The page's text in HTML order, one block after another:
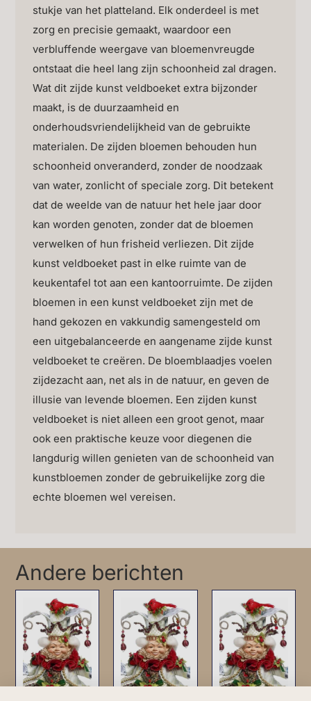
stukje van het platteland. Elk onderdeel is met
zorg en precisie gemaakt, waardoor een
verbluffende weergave van bloemenvreugde
ontstaat die heel lang zijn schoonheid zal dragen.
Wat dit zijde kunst veldboeket extra bijzonder
maakt, is de duurzaamheid en
onderhoudsvriendelijkheid van de gebruikte
materialen. De zijden bloemen behouden hun
schoonheid onveranderd, zonder de noodzaak
van water, zonlicht of speciale zorg. Dit betekent
dat de weelde van de natuur het hele jaar door
kan worden genoten, zonder dat de bloemen
verwelken of hun frisheid verliezen. Dit zijde
kunst veldboeket past in elke ruimte van de
keukentafel tot aan een kantoorruimte. De zijden
bloemen in een kunst veldboeket zijn met de
hand gekozen en vakkundig samengesteld om
een uitgebalanceerde en aangename zijde kunst
veldboeket te creëren. De bloemblaadjes voelen
zijdezacht aan, net als in de natuur, en geven de
illusie van levende bloemen. Een zijden kunst
veldboeket is niet alleen een groot genot, maar
ook een praktische keuze voor diegenen die
langdurig willen genieten van de schoonheid van
kunstbloemen zonder de gebruikelijke zorg die
echte bloemen wel vereisen.
Andere berichten